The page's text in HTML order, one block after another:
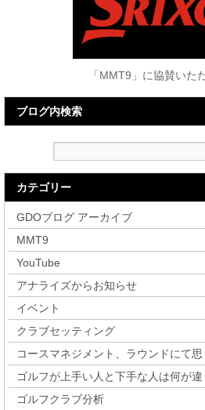
「MMT9」に協賛いた
ブログ内検索
カテゴリー
GDOブログ アーカイブ
MMT9
YouTube
アナライズからお知らせ
イベント
クラブセッティング
コースマネジメント、ラウンドにて思
ゴルフが上手い人と下手な人は何が違
ゴルフクラブ分析